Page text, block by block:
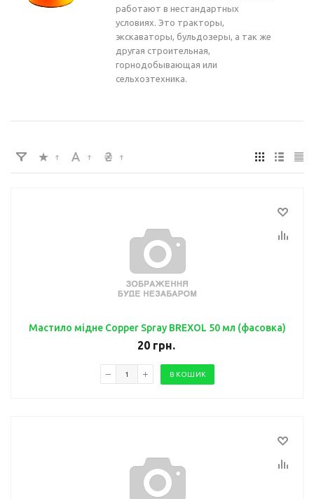
работают в нестандартных
условиях. Это тракторы,
экскаваторы, бульдозеры, а так же
другая строительная,
горнодобывающая или
сельхозтехника.
Мастило мідне Copper Spray BREXOL 50 мл (фасовка)
20грн.
В КОШИК